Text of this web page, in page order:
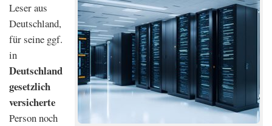
Leser aus
Deutschland,
für seine ggf.
in
Deutschland
gesetzlich
versicherte
Person noch